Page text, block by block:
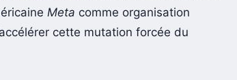
Meta comme organisation
cette mutation forcée du